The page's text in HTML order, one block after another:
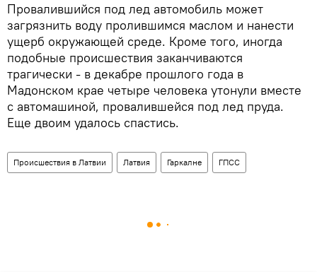
Провалившийся под лед автомобиль может
загрязнить воду пролившимся маслом и нанести
ущерб окружающей среде. Кроме того, иногда
подобные происшествия заканчиваются
трагически - в декабре прошлого года в
Мадонском крае четыре человека утонули вместе
с автомашиной, провалившейся под лед пруда.
Еще двоим удалось спастись.
Происшествия в Латвии Латвия Гаркалне ГПСС